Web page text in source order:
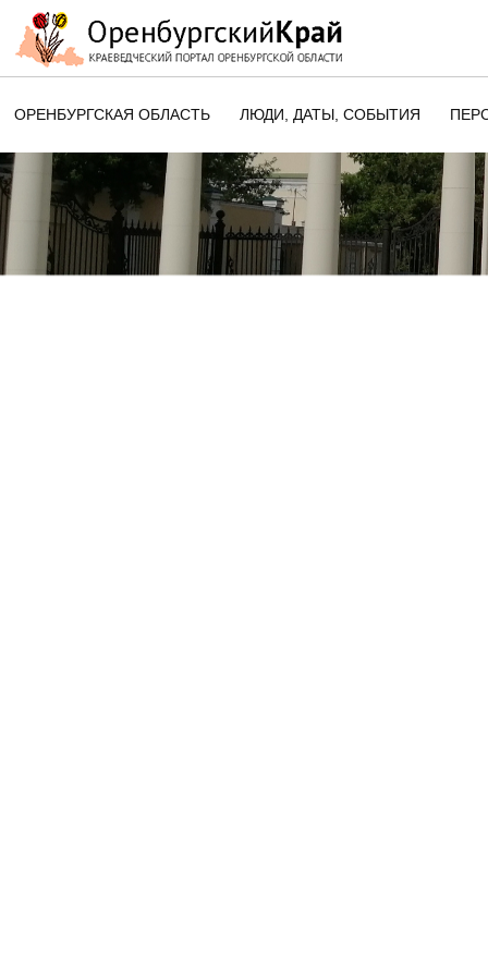
ОРЕНБУРГСКАЯ ОБЛАСТЬ ЛЮДИ, ДАТЫ, CОБЫТИЯ
ЭТОТ ДЕНЬ В ИСТОРИИ
ОРЕНБУРГСКОГО КРАЯ
ПАМЯТНЫЕ ДАТЫ
ОБЛАСТИ